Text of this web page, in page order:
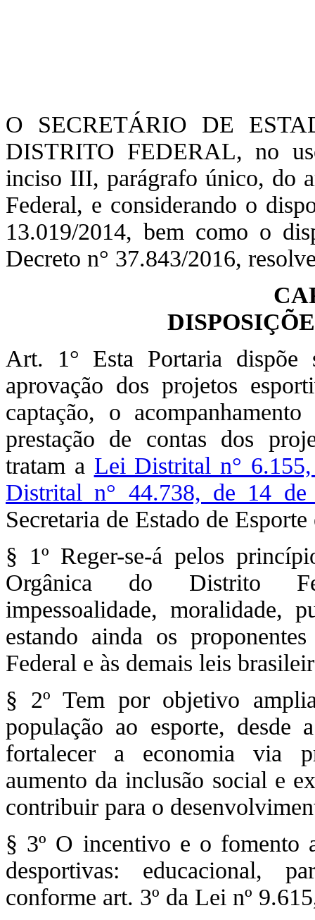
O SECRETÁRIO DE
DISTRITO FEDERAL, no
inciso III, parágrafo único, do
Federal, e considerando o
13.019/2014, bem como o
Decreto n° 37.843/2016,
Art. 1° Esta Portaria dispõe
aprovação dos projetos
captação, o
prestação de contas dos
tratam a Lei Distrital n°
Distrital n° 44.738, de 14
Secretaria de Estado de
§ 1º Reger-se-á pelos
Orgânica do Distrito
impessoalidade, moralidade,
estando ainda os
Federal e às demais leis
§ 2º Tem por objetivo
população ao esporte, desde
fortalecer a economia via
aumento da inclusão social e
contribuir para o
§ 3º O incentivo e o fomento
desportivas: educacional,
conforme art. 3º da Lei nº